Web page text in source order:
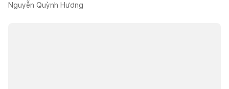
Nguyễn Quỳnh Hương